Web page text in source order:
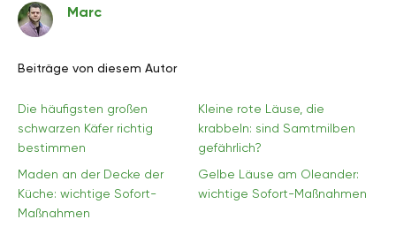
Marc
Beiträge von diesem Autor
Die häufigsten großen
schwarzen Käfer richtig
bestimmen
Kleine rote Läuse, die
krabbeln: sind Samtmilben
gefährlich?
Maden an der Decke der
Küche: wichtige Sofort-
Maßnahmen
Gelbe Läuse am Oleander:
wichtige Sofort-Maßnahmen